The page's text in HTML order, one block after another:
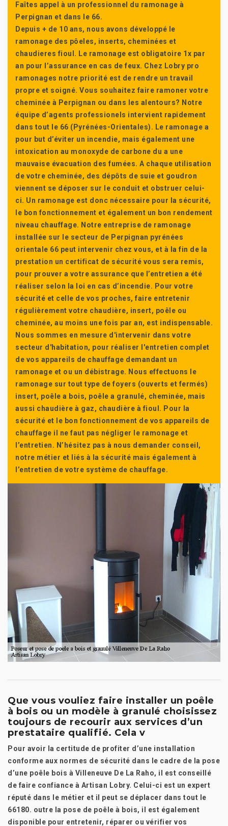
Faîtes appel à un professionnel du ramonage à
Perpignan et dans le 66.
Depuis + de 10 ans, nous avons développé le
ramonage des pôeles, inserts, cheminées et
chaudieres fioul. Le ramonage est obligatoire 1x par
an pour l’assurance en cas de feux. Chez Lobry pro
ramonages notre priorité est de rendre un travail
propre et soigné. Vous souhaitez faire ramoner votre
cheminée à Perpignan ou dans les alentours? Notre
équipe d’agents professionels intervient rapidement
dans tout le 66 (Pyrénées-Orientales). Le ramonage a
pour but d’éviter un incendie, mais également une
intoxication au monoxyde de carbone du a une
mauvaise évacuation des fumées. A chaque utilisation
de votre cheminée, des dépôts de suie et goudron
viennent se déposer sur le conduit et obstruer celui-
ci. Un ramonage est donc nécessaire pour la sécurité,
le bon fonctionnement et également un bon rendement
niveau chauffage. Notre entreprise de ramonage
installée sur le secteur de Perpignan pyrénées
orientale 66 peut intervenir chez vous, et à la fin de la
prestation un certificat de sécurité vous sera remis,
pour prouver a votre assurance que l’entretien a été
réaliser selon la loi en cas d’incendie. Pour votre
sécurité et celle de vos proches, faire entretenir
régulièrement votre chaudière, insert, poêle ou
cheminée, au moins une fois par an, est indispensable.
Nous sommes en mesure d'intervenir dans votre
secteur d'habitation, pour réaliser l'entretien complet
de vos appareils de chauffage demandant un
ramonage et ou un débistrage. Nous effectuons le
ramonage sur tout type de foyers (ouverts et fermés)
insert, poêle a bois, poêle a granulé, cheminée, mais
aussi chaudière à gaz, chaudière à fioul. Pour la
sécurité et le bon fonctionnement de vos appareils de
chauffage il ne faut pas négliger le ramonage et
l’entretien. N’hésitez pas à nous demander conseil,
notre métier et liés à la sécurité mais également à
l’entretien de votre système de chauffage.
Que vous vouliez faire installer un poêle
à bois ou un modèle à granulé choisissez
toujours de recourir aux services d’un
prestataire qualifié. Cela v
Pour avoir la certitude de profiter d’une installation
conforme aux normes de sécurité dans le cadre de la pose
d’une poêle bois à Villeneuve De La Raho, il est conseillé
de faire confiance à Artisan Lobry. Celui-ci est un expert
réputé dans le métier et il peut se déplacer dans tout le
66180. outre la pose de poêle à bois, il est également
disponible pour entretenir, réparer ou vérifier vos